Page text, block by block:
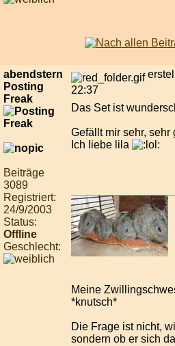
abendstern
Posting
Freak
Beiträge
3089
Registriert:
24/9/2003
Status:
Offline
Geschlecht:
22:37
Das Set ist
Gefällt mir sehr, sehr
Ich liebe lila
Meine
*knutsch*
Die Frage ist nicht,
sondern ob er sich